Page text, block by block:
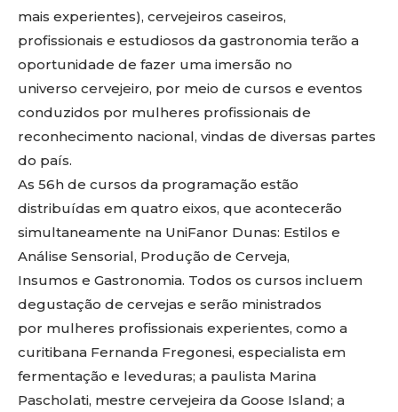
mais experientes), cervejeiros caseiros,
profissionais e estudiosos da gastronomia terão a
oportunidade de fazer uma imersão no
universo cervejeiro, por meio de cursos e eventos
conduzidos por mulheres profissionais de
reconhecimento nacional, vindas de diversas partes
do país.
As 56h de cursos da programação estão
distribuídas em quatro eixos, que acontecerão
simultaneamente na UniFanor Dunas: Estilos e
Análise Sensorial, Produção de Cerveja,
Insumos e Gastronomia. Todos os cursos incluem
degustação de cervejas e serão ministrados
por mulheres profissionais experientes, como a
curitibana Fernanda Fregonesi, especialista em
fermentação e leveduras; a paulista Marina
Pascholati, mestre cervejeira da Goose Island; a